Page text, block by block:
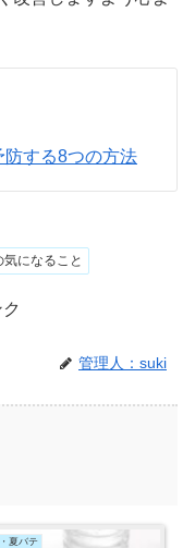
防する8つの方法
気になること
管理人：suki
夏バテ